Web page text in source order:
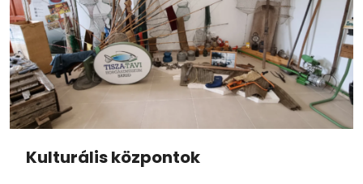
Kulturális központok